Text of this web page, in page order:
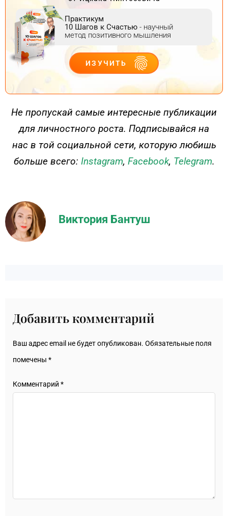
Практикум
10 Шагов к Счастью - научный
метод позитивного мышления
ИЗУЧИТЬ
ДЕЙСТВУЙ
Не пропускай самые интересные публикации
для личностного роста. Подписывайся на
нас в той социальной сети, которую любишь
больше всего: Instagram, Facebook, Telegram.
Виктория Бантуш
Добавить комментарий
Ваш адрес email не будет опубликован. Обязательные поля
помечены *
Комментарий *